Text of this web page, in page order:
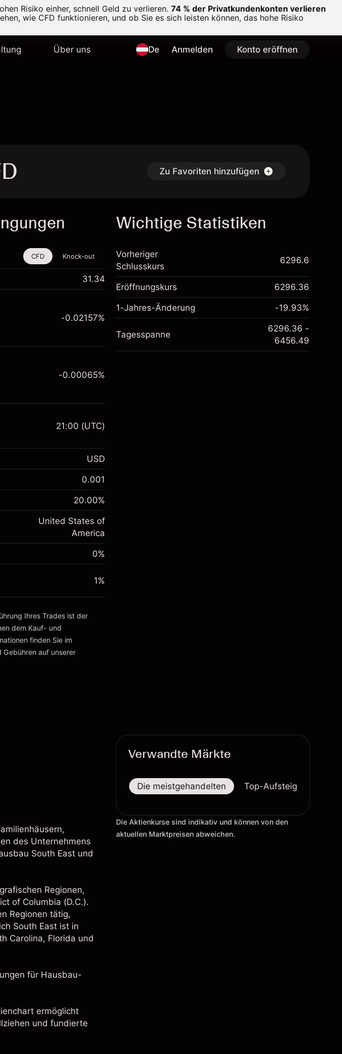
Risiko einher, schnell Geld zu verlieren. 74 % der Privatkundenkonten verlieren
wie CFD funktionieren, und ob Sie es sich leisten können, das hohe Risiko
Über uns De Anmelden Konto eröffnen
Zu Favoriten hinzufügen
steht für das Traden
outs zur Verfügung.
CFD Knock-out
31.34
-0.021568
(-$1.08)
~
$5,000.00
$4,000.00
-0.02157%
$1,000.00
-0.000654
%
~$5,000.00
~
-0.00065%
21:00 (UTC)
USD
0.001
20.00%
United States of
America
0%
1%
Ihres Trades ist der
dem Kauf- und
finden Sie im
Gebühren auf unserer
Wichtige Statistiken
Vorheriger
Schlusskurs
6296.6
Eröffnungskurs 6296.36
1-Jahres-Änderung -19.93%
Tagesspanne
6296.36 -
6456.49
des Unternehmens
South East und
Regionen,
of Columbia (D.C.).
Regionen tätig,
South East ist in
Carolina, Florida und
für Hausbau-
ermöglicht
und fundierte
Verwandte Märkte
Die meistgehandelten Top-Aufsteiger
Die Aktienkurse sind indikativ und können von den
aktuellen Marktpreisen abweichen.